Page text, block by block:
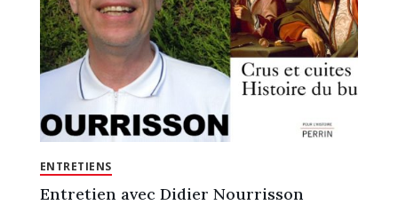
ENTRETIENS
Entretien avec Didier Nourrisson